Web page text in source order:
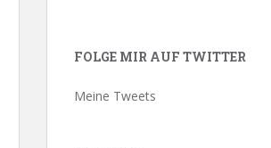
FOLGE MIR AUF TWITTER
Meine Tweets